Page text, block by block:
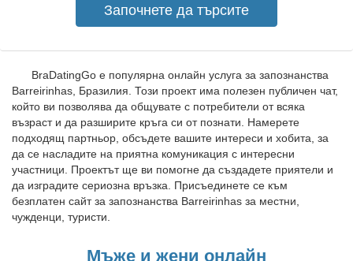
BraDatingGo е популярна онлайн услуга за запознанства
Barreirinhas, Бразилия. Този проект има полезен публичен чат,
който ви позволява да общувате с потребители от всяка
възраст и да разширите кръга си от познати. Намерете
подходящ партньор, обсъдете вашите интереси и хобита, за
да се насладите на приятна комуникация с интересни
участници. Проектът ще ви помогне да създадете приятели и
да изградите сериозна връзка. Присъединете се към
безплатен сайт за запознанства Barreirinhas за местни,
чужденци, туристи.
Мъже и жени онлайн